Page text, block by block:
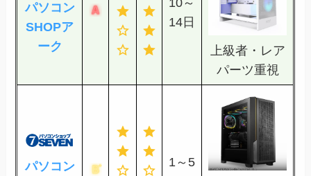
パソコン
SHOPア
ーク
10～
14日
上級者・レア
パーツ重視
パソコン
1～5